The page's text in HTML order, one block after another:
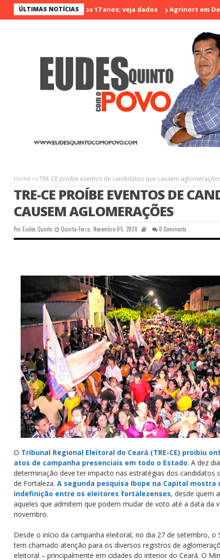
ÚLTIMAS NOTÍCIAS
nos últimos 17 anos; veja dados Agrinort em Destaque
Home TRE-CE proíbe eventos de candidatos que causem
TRE-CE PROÍBE EVENTOS DE
CAUSEM AGLOMERAÇÕES
PorEudes Quinto Quinta-Feira, Novembro 05, 2020 0 Comments
O Tribunal Regional Eleitoral do Ceará (TRE-CE) proibiu
atos de campanha presenciais em todo o Estado. A dez
determinação deve ter impacto nas estratégias dos candidatos
de Fortaleza. A segunda pesquisa Ibope na Capital mostra
indefinição entre os eleitores fortalezenses, desde quem
aqueles que admitem que podem mudar de voto até a data da
novembro.
Desde o início da campanha eleitoral, no dia 27 de setembro, o
tem chamado atenção para os diversos registros de
eleitoral – principalmente em cidades do interior do Ceará. O